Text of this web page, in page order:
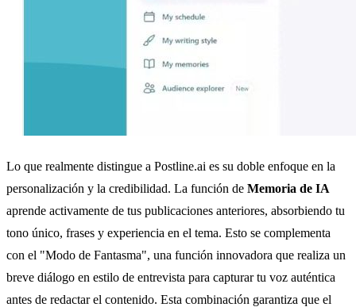
Lo que realmente distingue a Postline.ai es su doble enfoque en la
personalización y la credibilidad. La función de Memoria de IA
aprende activamente de tus publicaciones anteriores, absorbiendo tu
tono único, frases y experiencia en el tema. Esto se complementa
con el "Modo de Fantasma", una función innovadora que realiza un
breve diálogo en estilo de entrevista para capturar tu voz auténtica
antes de redactar el contenido. Esta combinación garantiza que el